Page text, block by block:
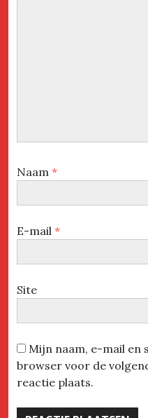
Naam *
E-mail *
Site
Mijn naam, e-mail en
browser voor de
reactie plaats.